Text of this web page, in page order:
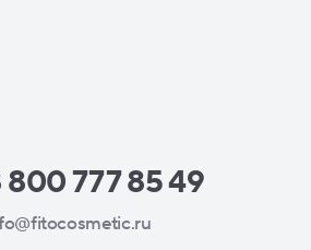
800 777 85 49